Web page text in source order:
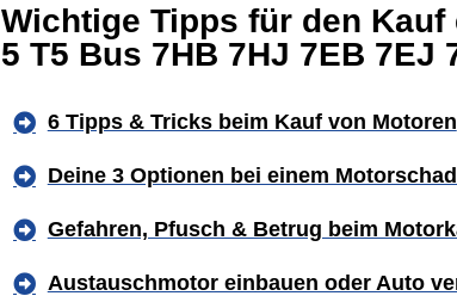
Wichtige Tipps für den Kauf
5 T5 Bus 7HB 7HJ 7EB 7EJ
6 Tipps & Tricks beim Kauf von Motoren
Deine 3 Optionen bei einem
Gefahren, Pfusch & Betrug beim
Austauschmotor einbauen oder Auto